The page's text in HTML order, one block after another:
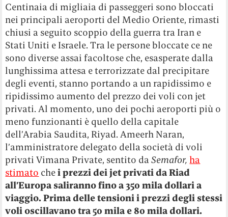
Centinaia di migliaia di passeggeri sono bloccati
nei principali aeroporti del Medio Oriente, rimasti
chiusi a seguito scoppio della guerra tra Iran e
Stati Uniti e Israele. Tra le persone bloccate ce ne
sono diverse assai facoltose che, esasperate dalla
lunghissima attesa e terrorizzate dal precipitare
degli eventi, stanno portando a un rapidissimo e
ripidissimo aumento del prezzo dei voli con jet
privati. Al momento, uno dei pochi aeroporti più o
meno funzionanti è quello della capitale
dell’Arabia Saudita, Riyad. Ameerh Naran,
l’amministratore delegato della società di voli
privati Vimana Private, sentito daSemafor, ha
stimato chei prezzi dei jet privati da Riad
all’Europa saliranno fino a 350 mila dollari a
viaggio. Prima delle tensioni i prezzi degli stessi
voli oscillavano tra 50 mila e 80 mila dollari.